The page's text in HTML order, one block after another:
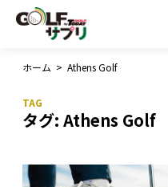
ホーム > Athens Golf
タグ: Athens Golf